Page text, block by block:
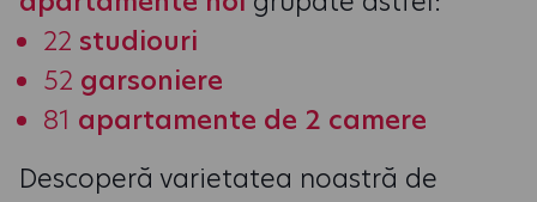
22 studiouri
52 garsoniere
81 apartamente de 2 camere
Descoperă varietatea noastră de